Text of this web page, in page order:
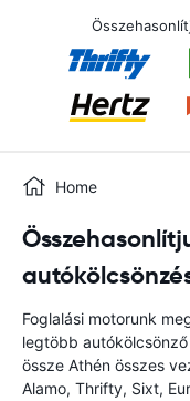
Home
Foglalási motorunk
legtöbb
össze Athén összes
Alamo, Thrifty, Sixt,